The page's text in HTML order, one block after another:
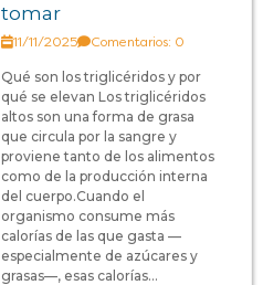
tomar
11/11/2025 Comentarios: 0
Qué son los triglicéridos y por
qué se elevan Los triglicéridos
altos son una forma de grasa
que circula por la sangre y
proviene tanto de los alimentos
como de la producción interna
del cuerpo.Cuando el
organismo consume más
calorías de las que gasta —
especialmente de azúcares y
grasas—, esas calorías...